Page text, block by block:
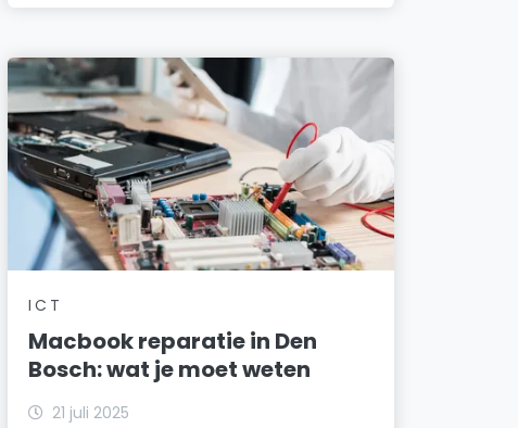
ICT
Macbook reparatie in Den
Bosch: wat je moet weten
21 juli 2025